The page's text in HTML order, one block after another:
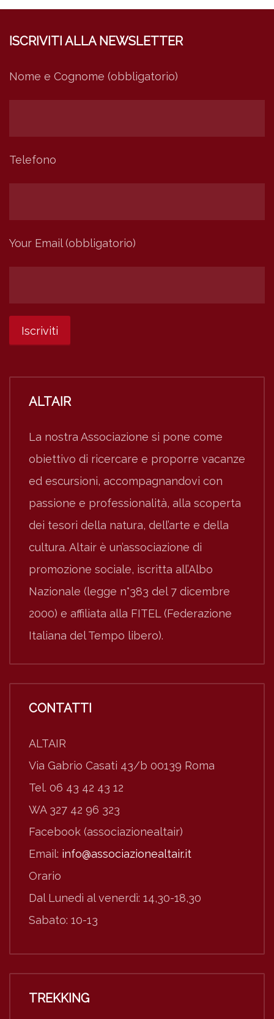
ISCRIVITI ALLA NEWSLETTER
Nome e Cognome (obbligatorio)
Telefono
Your Email (obbligatorio)
ALTAIR
La nostra Associazione si pone come
obiettivo di ricercare e proporre vacanze
ed escursioni, accompagnandovi con
passione e professionalità, alla scoperta
dei tesori della natura, dell’arte e della
cultura. Altair è un’associazione di
promozione sociale, iscritta all’Albo
Nazionale (legge n°383 del 7 dicembre
2000) e affiliata alla FITEL (Federazione
Italiana del Tempo libero).
CONTATTI
ALTAIR
Via Gabrio Casati 43/b 00139 Roma
Tel. 06 43 42 43 12
WA 327 42 96 323
Facebook (associazionealtair)
Email: info@associazionealtair.it
Orario
Dal Lunedì al venerdì: 14,30-18,30
Sabato: 10-13
TREKKING